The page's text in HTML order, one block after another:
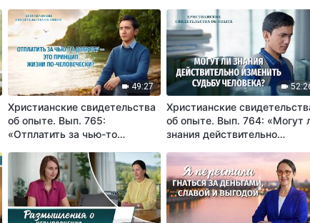
магистратуру»
49:27
Христианские свидетельства
об опыте. Вып. 765:
«Отплатить за чью-то
по-человечески?»
Христианские
об опыте. Вып. 764: «Могут
знания действительно